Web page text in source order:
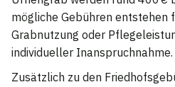
mögliche Gebühren entstehen
Grabnutzung oder
individueller Inanspruchnahme.
Zusätzlich zu den